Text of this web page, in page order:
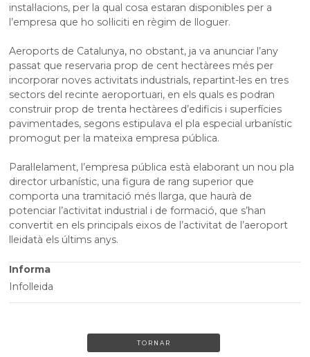
instal·lacions, per la qual cosa estaran disponibles per a
l’empresa que ho sol·liciti en règim de lloguer.
Aeroports de Catalunya, no obstant, ja va anunciar l’any
passat que reservaria prop de cent hectàrees més per
incorporar noves activitats industrials, repartint-les en tres
sectors del recinte aeroportuari, en els quals es podran
construir prop de trenta hectàrees d’edificis i superfícies
pavimentades, segons estipulava el pla especial urbanístic
promogut per la mateixa empresa pública.
Paral·lelament, l’empresa pública està elaborant un nou pla
director urbanístic, una figura de rang superior que
comporta una tramitació més llarga, que haurà de
potenciar l’activitat industrial i de formació, que s’han
convertit en els principals eixos de l’activitat de l’aeroport
lleidatà els últims anys.
Informa
Infolleida
TORNAR